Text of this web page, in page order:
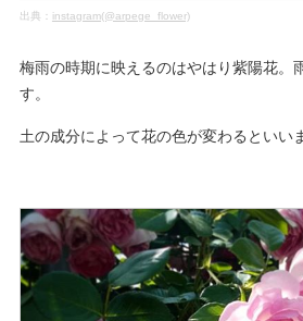
出典： instagram(@arpege_flower)
梅雨の時期に映えるのはやはり紫陽花。
す。
土の成分によって花の色が変わるといい